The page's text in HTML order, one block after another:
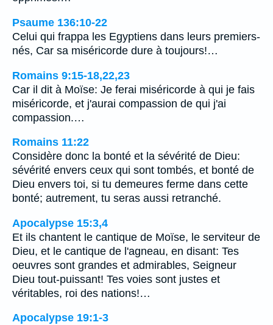
Psaume 136:10-22
Celui qui frappa les Egyptiens dans leurs premiers-
nés, Car sa miséricorde dure à toujours!…
Romains 9:15-18,22,23
Car il dit à Moïse: Je ferai miséricorde à qui je fais
miséricorde, et j'aurai compassion de qui j'ai
compassion.…
Romains 11:22
Considère donc la bonté et la sévérité de Dieu:
sévérité envers ceux qui sont tombés, et bonté de
Dieu envers toi, si tu demeures ferme dans cette
bonté; autrement, tu seras aussi retranché.
Apocalypse 15:3,4
Et ils chantent le cantique de Moïse, le serviteur de
Dieu, et le cantique de l'agneau, en disant: Tes
oeuvres sont grandes et admirables, Seigneur
Dieu tout-puissant! Tes voies sont justes et
véritables, roi des nations!…
Apocalypse 19:1-3